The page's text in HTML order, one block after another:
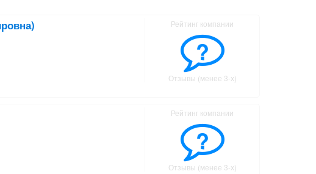
Рейтинг компании
?
Отзывы (менее 3-х)
Рейтинг компании
?
Отзывы (менее 3-х)